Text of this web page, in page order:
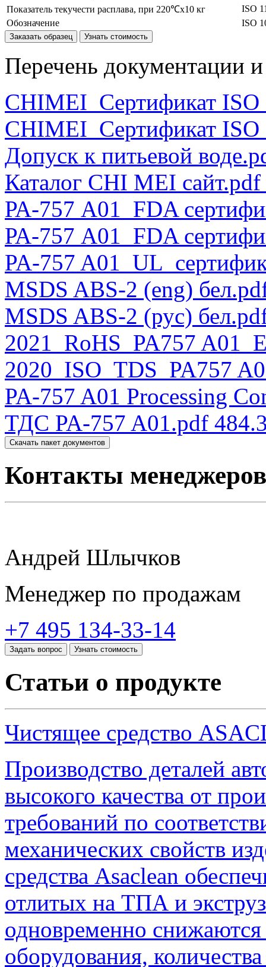
Показатель текучести расплава, при 220℃x10 кг
ISO
Обозначение
ISO
Заказать образец Узнать стоимость
Перечень документации
CHIMEI_Сертификат ISO
CHIMEI_Сертификат
Допуск к питьевой
Каталог CHI MEI сайт.pdf
РА-757 A01_FDA
РА-757 A01_FDA
PA-757
MSDS ABS-2 (eng)
MSDS ABS-2 (рус)
2021_RoHS_PA757
2020_ISO_TDS_PA757
PA-757 A01 Processing
ТДС PA-757 A01.pdf
Скачать пакет документов
Контакты менеджеров
Андрей Шлычков
Менеджер по продажам
+7 495 134-33-14
Задать вопрос Узнать стоимость
Статьи о продукте
Чистящее средство
Производство деталей
высокого качества от
требований по
механических свойств
средства Asaclean
отлитых на ТПА и
одновременно снижаются
оборудования,